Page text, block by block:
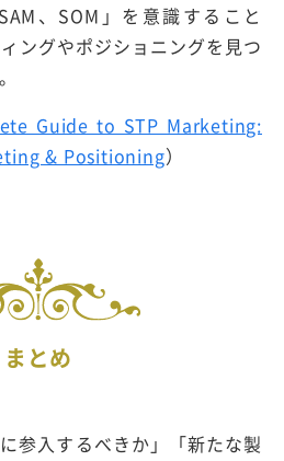
、SOM」を意識すること
ングやポジショニングを見つ
Guide to STP Marketing:
& Positioning）
まとめ
参入するべきか」「新たな製